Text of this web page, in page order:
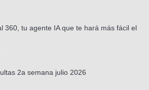
360, tu agente IA que te hará más fácil el
2a semana julio 2026